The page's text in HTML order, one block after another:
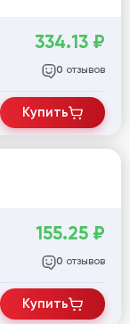
334.13 ₽
0 отзывов
Купить
155.25 ₽
0 отзывов
Купить